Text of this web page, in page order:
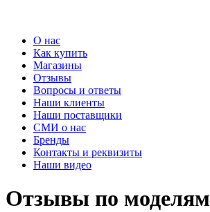
О нас
Как купить
Магазины
Отзывы
Вопросы и ответы
Наши клиенты
Наши поставщики
СМИ о нас
Бренды
Контакты и реквизиты
Наши видео
Отзывы по моделям